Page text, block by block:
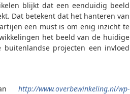
blijkt dat een eenduidig beeld
Dat betekent dat het hanteren van
een must is om enig inzicht te
het beeld van de huidige
projecten een invloed
http://www.overbewinkeling.nl/wp-